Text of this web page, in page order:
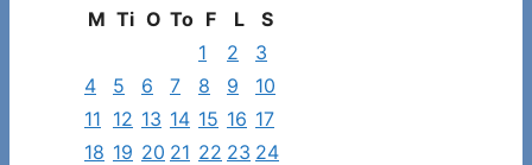
at
specifikke
indlæg
M Ti O To F L
S
1
2
3
4
5 6 7 8 9
10
11 12 13 14 15 16 17
18 19 20 21 22 23 24